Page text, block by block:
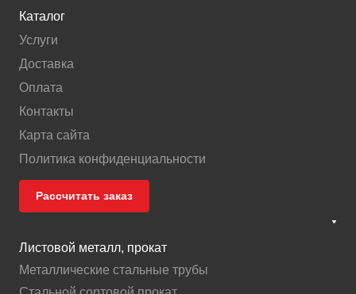
Каталог
Услуги
Доставка
Оплата
Контакты
Карта сайта
Политика конфиденциальности
Рассчитать заказ
Листовой металл, прокат
Металлические стальные трубы